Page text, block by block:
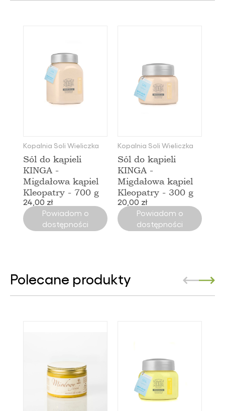
Kopalnia Soli Wieliczka
Sól do kąpieli
KINGA -
Migdałowa kąpiel
Kleopatry - 700 g
24,00 zł
Powiadom o
dostępności
Kopalnia Soli Wieliczka
Sól do kąpieli
KINGA -
Migdałowa kąpiel
Kleopatry - 300 g
20,00 zł
Powiadom o
dostępności
Polecane produkty